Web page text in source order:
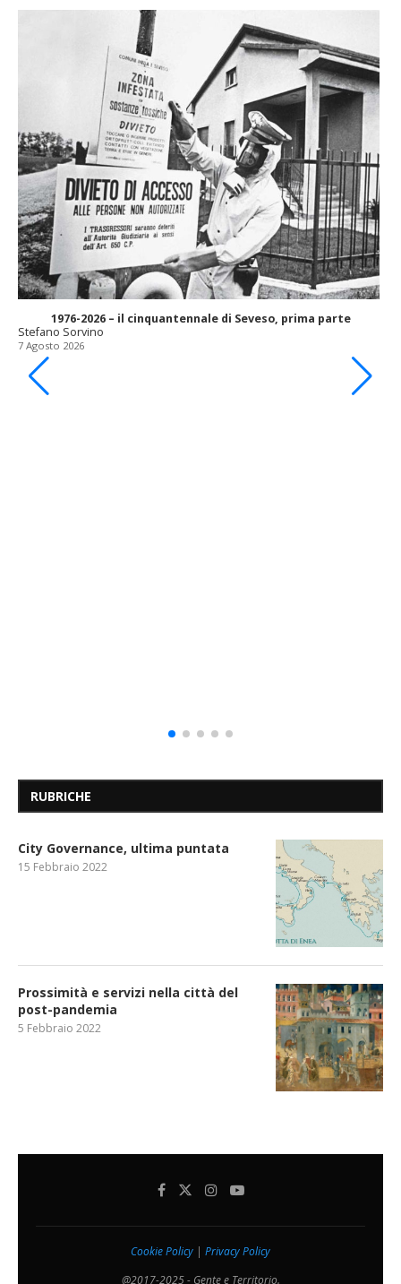
1976-2026 – il cinquantennale di Seveso, prima parte
Stefano Sorvino
7 Agosto 2026
RUBRICHE
City Governance, ultima puntata
15 Febbraio 2022
Prossimità e servizi nella città del
post-pandemia
5 Febbraio 2022
Cookie Policy | Privacy Policy
@2017-2025 - Gente e Territorio.